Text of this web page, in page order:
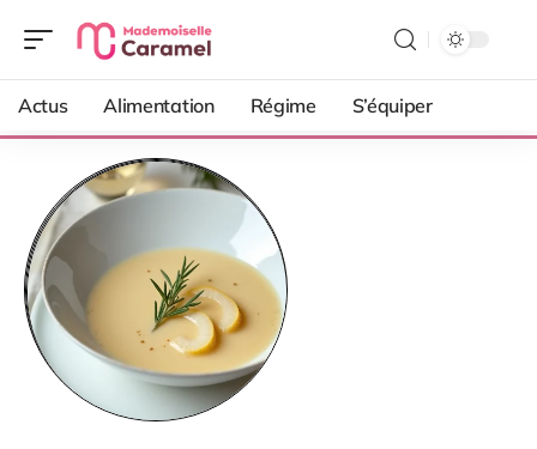
Actus Alimentation Régime S’équiper